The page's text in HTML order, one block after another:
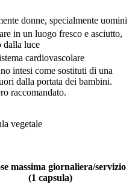
donne, specialmente uomini
in un luogo fresco e asciutto,
dalla luce
cardiovascolare
intesi come sostituti di una
dalla portata dei bambini.
raccomandato.
vegetale
massima giornaliera/servizio
(1 capsula)